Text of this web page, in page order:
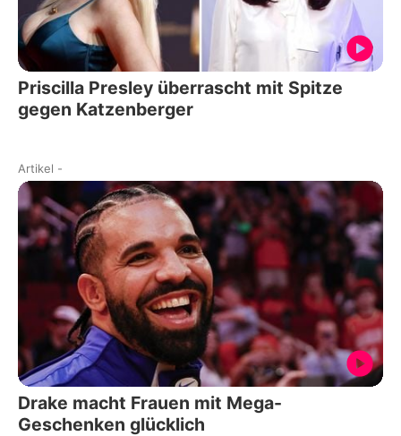
Priscilla Presley überrascht mit Spitze
gegen Katzenberger
Artikel -
Drake macht Frauen mit Mega-
Geschenken glücklich